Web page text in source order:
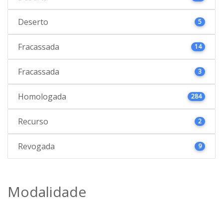
Deserto 5
Fracassada 14
Fracassada 3
Homologada 284
Recurso 2
Revogada 9
Modalidade